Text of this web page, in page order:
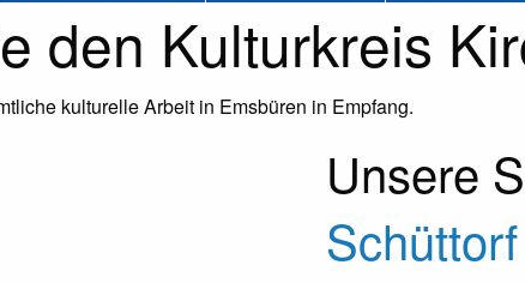
den Kulturkreis
kulturelle Arbeit in Emsbüren in Empfang.
Unsere